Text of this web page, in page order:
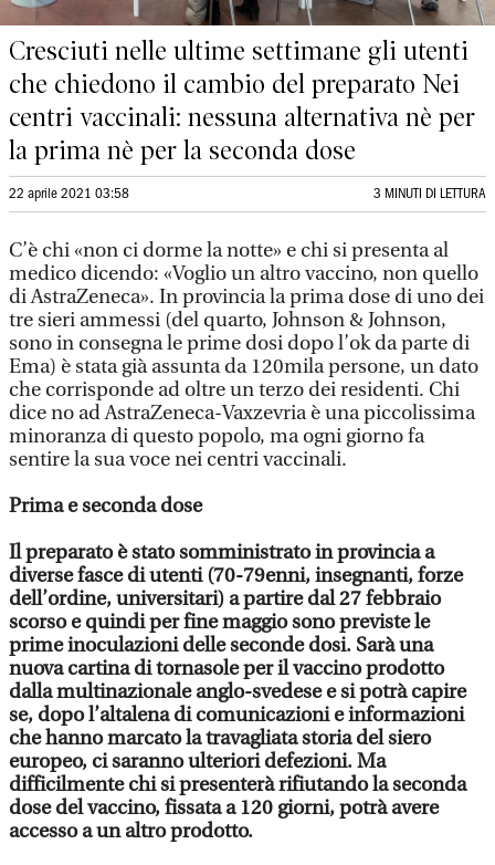
Cresciuti nelle ultime settimane gli utenti
che chiedono il cambio del preparato Nei
centri vaccinali: nessuna alternativa nè per
la prima nè per la seconda dose
22 aprile 2021 03:58 3 MINUTI DI LETTURA
C’è chi «non ci dorme la notte» e chi si presenta al
medico dicendo: «Voglio un altro vaccino, non quello
di AstraZeneca». In provincia la prima dose di uno dei
tre sieri ammessi (del quarto, Johnson & Johnson,
sono in consegna le prime dosi dopo l’ok da parte di
Ema) è stata già assunta da 120mila persone, un dato
che corrisponde ad oltre un terzo dei residenti. Chi
dice no ad AstraZeneca-Vaxzevria è una piccolissima
minoranza di questo popolo, ma ogni giorno fa
sentire la sua voce nei centri vaccinali.
Prima e seconda dose
Il preparato è stato somministrato in provincia a
diverse fasce di utenti (70-79enni, insegnanti, forze
dell’ordine, universitari) a partire dal 27 febbraio
scorso e quindi per fine maggio sono previste le
prime inoculazioni delle seconde dosi. Sarà una
nuova cartina di tornasole per il vaccino prodotto
dalla multinazionale anglo-svedese e si potrà capire
se, dopo l’altalena di comunicazioni e informazioni
che hanno marcato la travagliata storia del siero
europeo, ci saranno ulteriori defezioni. Ma
difficilmente chi si presenterà rifiutando la seconda
dose del vaccino, fissata a 120 giorni, potrà avere
accesso a un altro prodotto.